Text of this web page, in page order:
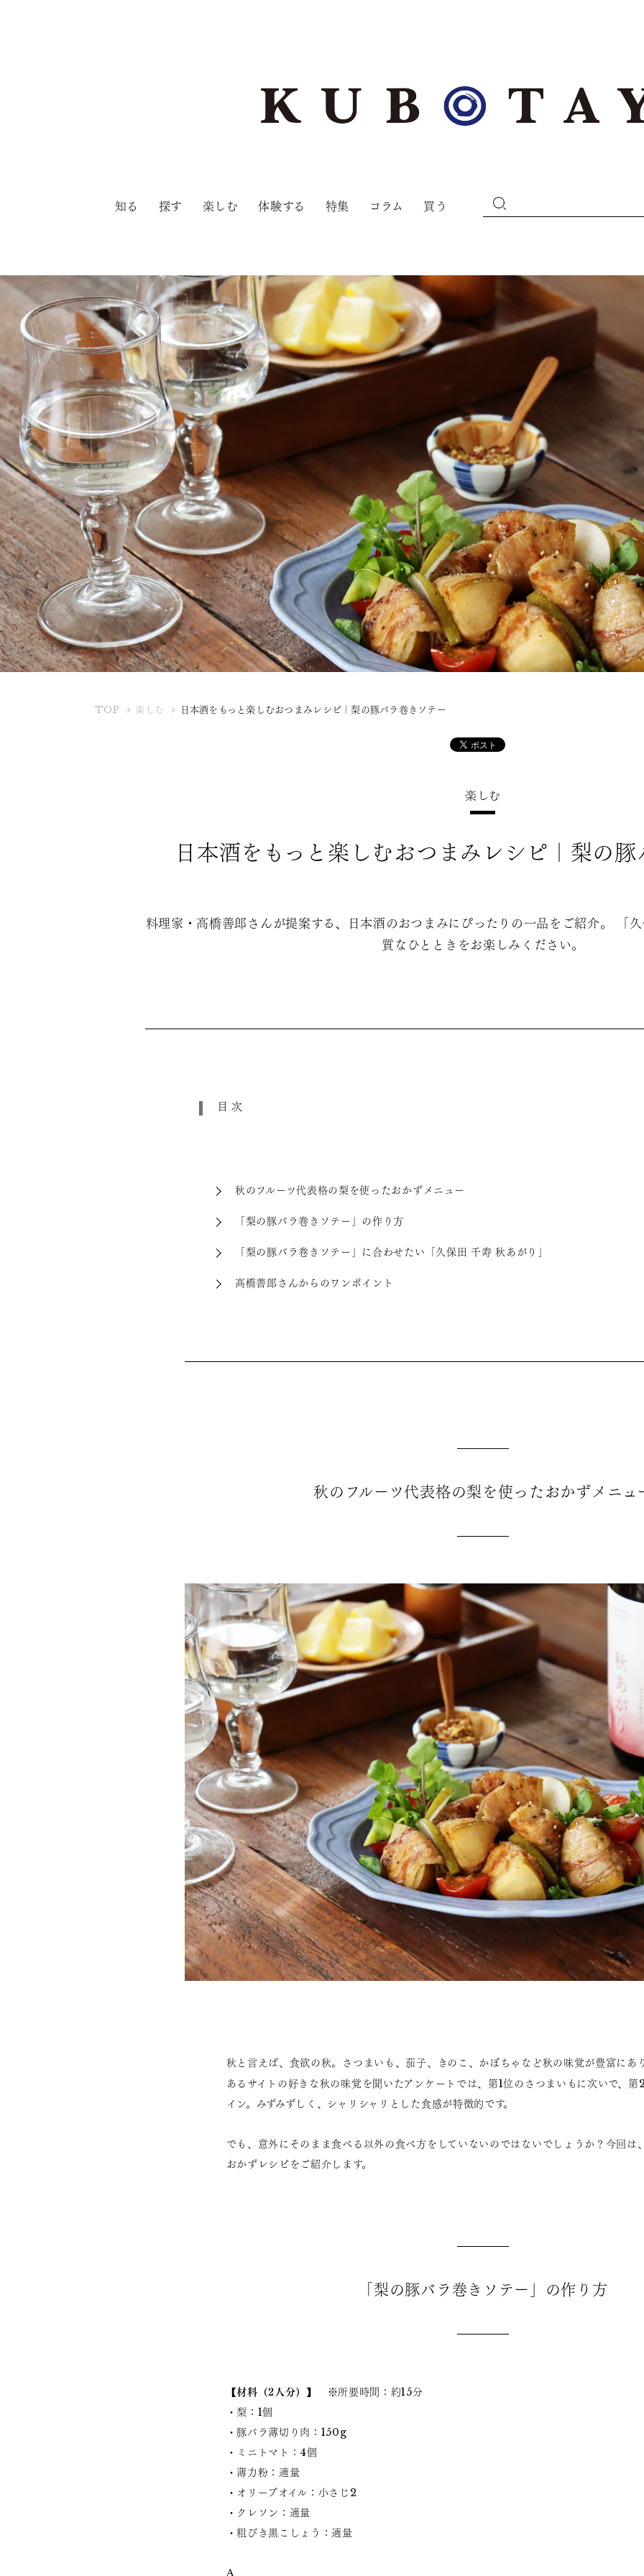
知る 探す 楽しむ 体験する 特集 コラム 買う
TOPK
楽しむ 日本酒をもっと楽しむおつまみレシピ｜梨の豚バラ巻きソテー
楽しむ
日本酒をもっと楽しむおつまみレシピ｜梨の
料理家・高橋善郎さんが提案する、日本酒のおつまみにぴったりの一品をご紹介。 「
質なひとときをお楽しみください。
目次
秋のフルーツ代表格の梨を使ったおかずメニュー
「梨の豚バラ巻きソテー」の作り方
「梨の豚バラ巻きソテー」に合わせたい「久保田 千寿 秋あがり」
高橋善郎さんからのワンポイント
秋のフルーツ代表格の梨を使ったおかずメニュ
秋と言えば、食欲の秋。さつまいも、茄子、きのこ、かぼちゃなど秋の味覚が豊富にあ
あるサイトの好きな秋の味覚を聞いたアンケートでは、第1位のさつまいもに次いで、第
イン。みずみずしく、シャリシャリとした食感が特徴的です。
でも、意外にそのまま食べる以外の食べ方をしていないのではないでしょうか？今回は
おかずレシピをご紹介します。
「梨の豚バラ巻きソテー」の作り方
【材料（2人分）】
※所要時間：約15分
・梨：1個
・豚バラ薄切り肉：150g
・ミニトマト：4個
・薄力粉：適量
・オリーブオイル：小さじ2
・クレソン：適量
・粗びき黒こしょう：適量
A